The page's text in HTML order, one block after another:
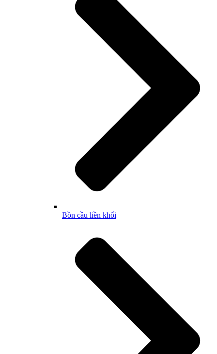
Bồn cầu liền khối